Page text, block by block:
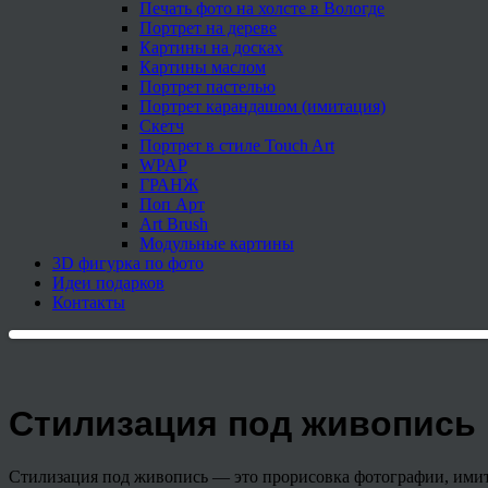
Печать фото на холсте в Вологде
Портрет на дереве
Картины на досках
Картины маслом
Портрет пастелью
Портрет карандашом (имитация)
Скетч
Портрет в стиле Touch Art
WPAP
ГРАНЖ
Поп Арт
Art Brush
Модульные картины
3D фигурка по фото
Идеи подарков
Контакты
Стилизация под живопись
Стилизация под живопись — это прорисовка фотографии,